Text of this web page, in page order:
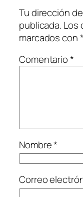
Tu dirección
publicada. Los
marcados con*
Comentario*
Nombre*
Correo